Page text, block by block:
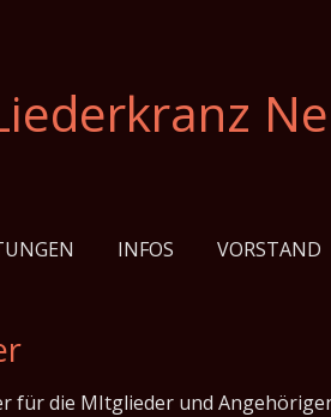
INFOS VORSTAND
für die MItglieder und